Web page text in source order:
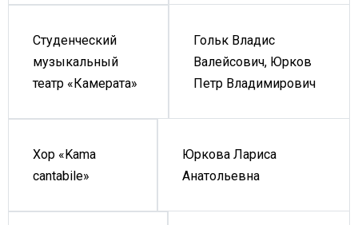
Студенческий
музыкальный
театр «Камерата»
Гольк Владис
Валейсович, Юрков
Петр Владимирович
Хор «Kama
cantabile»
Юркова Лариса
Анатольевна